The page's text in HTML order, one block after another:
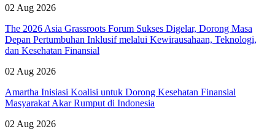
02 Aug 2026
The 2026 Asia Grassroots Forum Sukses Digelar, Dorong Masa
Depan Pertumbuhan Inklusif melalui Kewirausahaan, Teknologi,
dan Kesehatan Finansial
02 Aug 2026
Amartha Inisiasi Koalisi untuk Dorong Kesehatan Finansial
Masyarakat Akar Rumput di Indonesia
02 Aug 2026